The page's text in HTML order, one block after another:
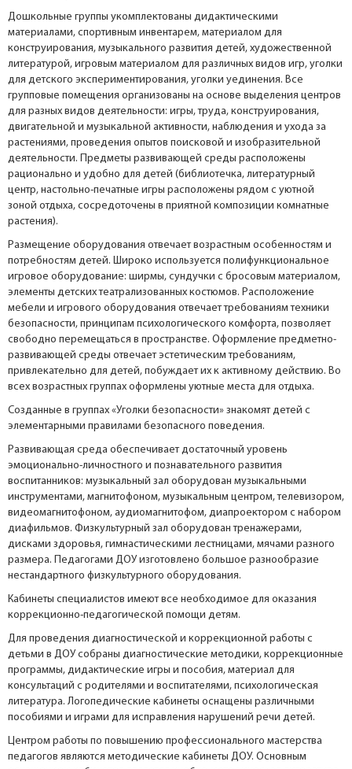
Дошкольные группы укомплектованы дидактическими
материалами, спортивным инвентарем, материалом для
конструирования, музыкального развития детей, художественной
литературой, игровым материалом для различных видов игр, уголки
для детского экспериментирования, уголки уединения. Все
групповые помещения организованы на основе выделения центров
для разных видов деятельности: игры, труда, конструирования,
двигательной и музыкальной активности, наблюдения и ухода за
растениями, проведения опытов поисковой и изобразительной
деятельности. Предметы развивающей среды расположены
рационально и удобно для детей (библиотечка, литературный
центр, настольно-печатные игры расположены рядом с уютной
зоной отдыха, сосредоточены в приятной композиции комнатные
растения).
Размещение оборудования отвечает возрастным особенностям и
потребностям детей. Широко используется полифункциональное
игровое оборудование: ширмы, сундучки с бросовым материалом,
элементы детских театрализованных костюмов. Расположение
мебели и игрового оборудования отвечает требованиям техники
безопасности, принципам психологического комфорта, позволяет
свободно перемещаться в пространстве. Оформление предметно-
развивающей среды отвечает эстетическим требованиям,
привлекательно для детей, побуждает их к активному действию. Во
всех возрастных группах оформлены уютные места для отдыха.
Созданные в группах «Уголки безопасности» знакомят детей с
элементарными правилами безопасного поведения.
Развивающая среда обеспечивает достаточный уровень
эмоционально-личностного и познавательного развития
воспитанников: музыкальный зал оборудован музыкальными
инструментами, магнитофоном, музыкальным центром, телевизором,
видеомагнитофоном, аудиомагнитофом, диапроектором с набором
диафильмов. Физкультурный зал оборудован тренажерами,
дисками здоровья, гимнастическими лестницами, мячами разного
размера. Педагогами ДОУ изготовлено большое разнообразие
нестандартного физкультурного оборудования.
Кабинеты специалистов имеют все необходимое для оказания
коррекционно-педагогической помощи детям.
Для проведения диагностической и коррекционной работы с
детьми в ДОУ собраны диагностические методики, коррекционные
программы, дидактические игры и пособия, материал для
консультаций с родителями и воспитателями, психологическая
литература. Логопедические кабинеты оснащены различными
пособиями и играми для исправления нарушений речи детей.
Центром работы по повышению профессионального мастерства
педагогов являются методические кабинеты ДОУ. Основным